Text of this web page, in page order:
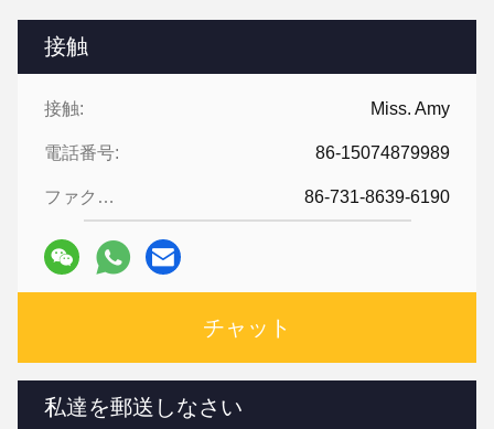
接触
接触: Miss. Amy
電話番号: 86-15074879989
ファクシミリ: 86-731-8639-6190
チャット
私達を郵送しなさい